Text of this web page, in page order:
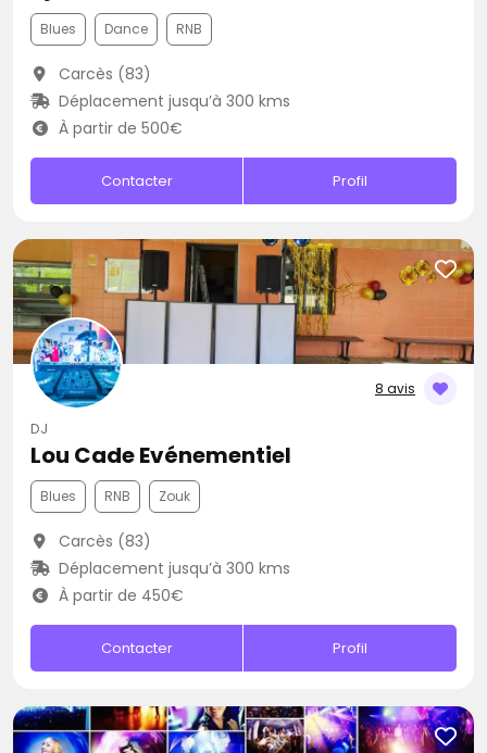
Blues Dance RNB
Carcès (83)
Déplacement jusqu’à 300 kms
À partir de 500€
Contacter Profil
8 avis
DJ
Lou Cade Evénementiel
Blues RNB Zouk
Carcès (83)
Déplacement jusqu’à 300 kms
À partir de 450€
Contacter Profil